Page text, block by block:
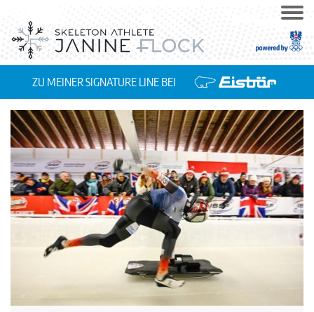
ZU MEINER SIGNATURE LINE BEI